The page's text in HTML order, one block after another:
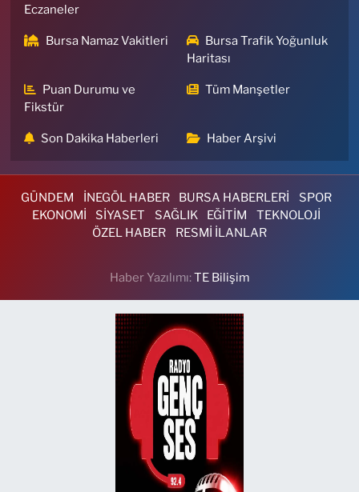
Eczaneler
Bursa Namaz Vakitleri
Bursa Trafik Yoğunluk
Haritası
Puan Durumu ve
Fikstür
Tüm Manşetler
Son Dakika Haberleri Haber Arşivi
GÜNDEM İNEGÖL HABER BURSA HABERLERİ
SPOR
EKONOMİ
SİYASET SAĞLIK EĞİTİM
TEKNOLOJİ
ÖZEL HABER
RESMİ İLANLAR
Haber Yazılımı:TE Bilişim